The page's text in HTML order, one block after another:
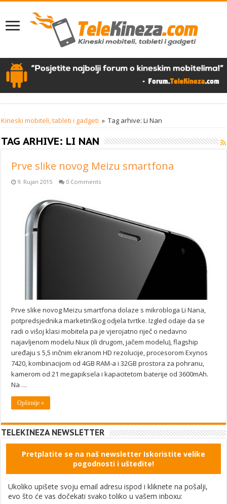
Kineski mobiteli, tableti i gadgeti » Tag arhive: Li Nan
TAG ARHIVE: LI NAN
Prve slike novog Meizu smartfona
9. Rujan 2015 0 Comments
Prve slike novog Meizu smartfona dolaze s mikrobloga Li Nana,
potpredsjednika marketinškog odjela tvrtke. Izgled odaje da se
radi o višoj klasi mobitela pa je vjerojatno riječ o nedavno
najavljenom modelu Niux (ili drugom, jačem modelu), flagship
uređaju s 5,5 inčnim ekranom HD rezolucije, procesorom Exynos
7420, kombinacijom od 4GB RAM-a i 32GB prostora za pohranu,
kamerom od 21 megapiksela i kapacitetom baterije od 3600mAh.
Na …
Opširnije »
TELEKINEZA NEWSLETTER
Pretplatite se na naš newsletter Iskoristite velike
pogodnosti i uštedite!
Ukoliko upišete svoju email adresu ispod i kliknete na pošalji,
evo što će vas dočekati svako toliko u vašem inboxu: